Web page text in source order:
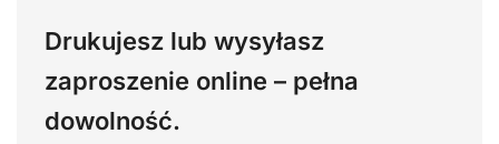
Drukujesz lub wysyłasz
zaproszenie online – pełna
dowolność.